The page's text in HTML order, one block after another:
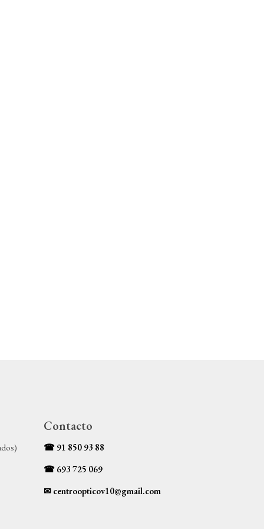
Contacto
☎ 91 850 93 88
☎ 693 725 069
✉ centroopticov10@gmail.com